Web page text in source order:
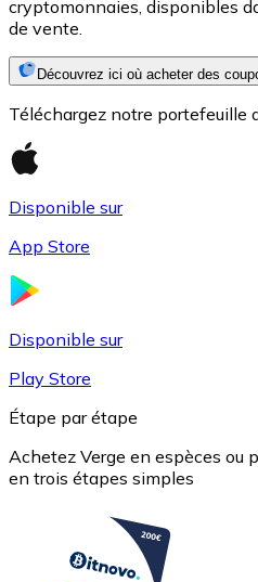
cryptomonnaies, disponibles
de vente.
Découvrez ici où acheter des
Téléchargez notre portefeuille
Disponible sur
App Store
Disponible sur
Play Store
Étape par étape
Achetez Verge en espèces ou
en trois étapes simples